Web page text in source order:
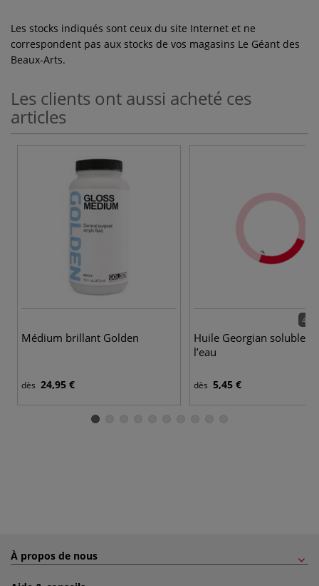
Les stocks indiqués sont ceux du site Internet et ne
correspondent pas aux stocks de vos magasins Le Géant des
Beaux-Arts.
Les clients ont aussi acheté ces
articles
Médium brillant Golden
dès 24,95 €
40
Huile Georgian soluble
l’eau
dès 5,45 €
À propos de nous